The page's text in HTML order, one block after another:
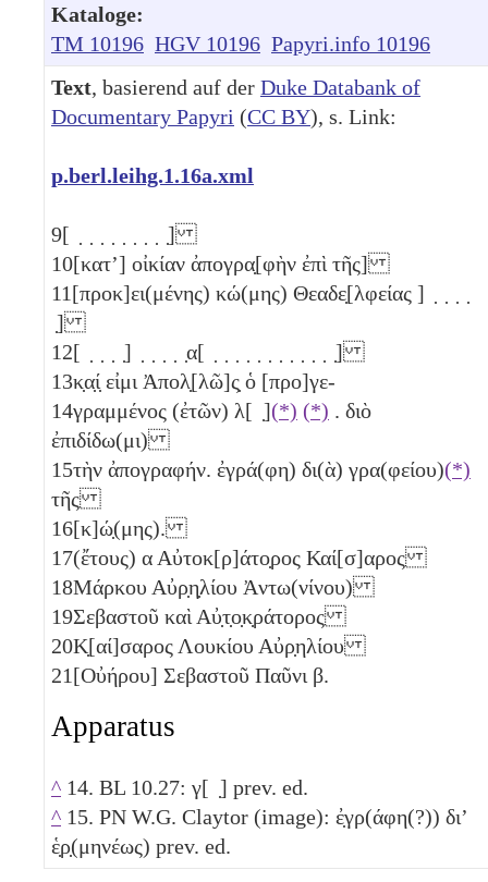
Kataloge:
TM 10196 HGV 10196 Papyri.info 10196
Text, basierend auf der Duke Databank of
Documentary Papyri (CC BY), s. Link:
p.berl.leihg.1.16a.xml
9[ ̣ ̣ ̣ ̣ ̣ ̣ ̣ ̣ ̣]
10[κατʼ] οἰκίαν ἀπογρα̣[φὴν ἐπὶ τῆς]
11[προκ]ει(μένης) κώ(μης) Θεαδε̣[λφείας ] ̣ ̣ ̣ ̣
̣]
12[ ̣ ̣ ̣ ̣] ̣ ̣ ̣ ̣ ̣α[ ̣ ̣ ̣ ̣ ̣ ̣ ̣ ̣ ̣ ̣ ̣ ̣]
13κ̣α̣ί̣ εἰμι Ἀπολ̣[λῶ]ς̣ ὁ [προ]γε-
14γραμμένος (ἐτῶν) λ[ ̣](*) (*) . διὸ
ἐπιδίδω(μι)
15τὴν ἀπογραφήν. ἐγρά(φη) δι(ὰ) γρα(φείου)(*)
τῆς
16[κ]ώ̣(μης).
17(ἔτους) α Αὐτοκ[ρ]άτο̣ρος Καί[σ]αρος
18Μάρκου Αὐρ̣η̣λίου Ἀντω(νίνου)
19Σεβαστοῦ καὶ Αὐ̣τ̣ο̣κ̣ράτορος
20Κ̣[αί]σαρος Λουκίου Αὐρ̣ηλίου
21[Οὐήρου] Σεβαστοῦ Παῦνι β.
Apparatus
^ 14. BL 10.27: γ[ ̣] prev. ed.
^ 15. PN W.G. Claytor (image): ἐ̣γρ(άφη(?)) διʼ
ἑ̣ρ̣(μηνέως) prev. ed.